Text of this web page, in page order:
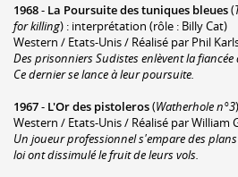
1968- La Poursuite des tuniques bleues(
for killing) : interprétation (rôle : Billy Cat)
Western / Etats-Unis / Réalisé par Phil
Des prisonniers Sudistes enlèvent la
Ce dernier se lance à leur poursuite.
1967- L'Or des pistoleros(Watherhole n°3
Western / Etats-Unis / Réalisé par William
Un joueur professionnel s'empare des
loi ont dissimulé le fruit de leurs vols.